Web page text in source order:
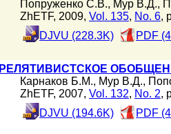
Попруженко С.В., Мур В.Д.,
ZhETF, 2009, Vol. 135, No. 6,
DJVU (228.3K)
PDF
РЕЛЯТИВИСТСКОЕ
Карнаков Б.М., Мур В.Д.,
ZhETF, 2007, Vol. 132, No. 2,
DJVU (194.6K)
PDF